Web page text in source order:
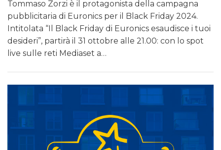
Tommaso Zorzi è il protagonista della campagna
pubblicitaria di Euronics per il Black Friday 2024.
Intitolata “Il Black Friday di Euronics esaudisce i tuoi
desideri”, partirà il 31 ottobre alle 21.00: con lo spot
live sulle reti Mediaset a…